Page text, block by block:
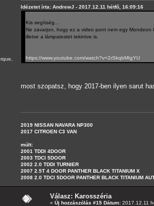
Idézetet írta: AndrewJ - 2017.12.11 hétfő, 16:09:16
Kis segítség...
Ne zavarjon, hogy ez a video pont nem egy
illetve a lámpatestet tekintve is.
https://www.youtube.com/watch?v=2rSkqbMIgYU
most szopatsz, hogy 2017-ben ilyen sarut
2019 NISSAN NAVARA NP300
2017 CITROEN C3 VAN
múlt:
2001 TDDI 4DOOR
2003 TDCI 5DOOR
2002 2.0 TDDI TURNIER
2007 2.5T 4 DOOR PANTHER BLACK TITANIUM X
2008 2.0 TDCI 5DOOR PANTHER BLACK TITANIUM
Válasz: Karosszéria
« Új hozzászólás #15 Dátum: 2017.12.11